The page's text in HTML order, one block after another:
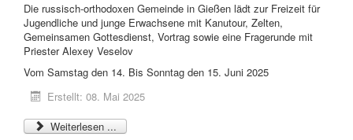
Die russisch-orthodoxen Gemeinde in Gießen lädt zur Freizeit für
Jugendliche und junge Erwachsene mit Kanutour, Zelten,
Gemeinsamen Gottesdienst, Vortrag sowie eine Fragerunde mit
Priester Alexey Veselov
Vom Samstag den 14. Bis Sonntag den 15. Juni 2025
Erstellt: 08. Mai 2025
Weiterlesen ...